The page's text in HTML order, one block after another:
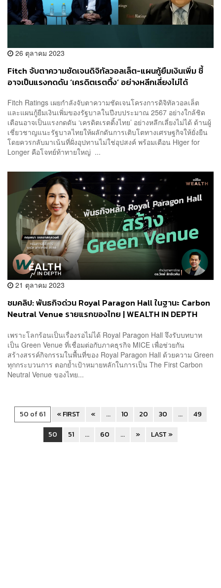
26 ตุลาคม 2023
Fitch จับตาความชัดเจนดิจิทัลวอลเล็ต-แผนกู้ยืมเงินเพิ่ม ชี้
อาจเป็นแรงกดดัน ‘เครดิตเรตติ้ง’ อย่างหลีกเลี่ยงไม่ได้
Fitch Ratings เผยกำลังจับตาความชัดเจนโครงการดิจิทัลวอลเล็ต
และแผนกู้ยืมเงินเพิ่มของรัฐบาลในปีงบประมาณ 2567 อย่างใกล้ชิด
เตือนอาจเป็นแรงกดดัน ‘เครดิตเรตติ้งไทย’ อย่างหลีกเลี่ยงไม่ได้ ด้านผู้
เชี่ยวชาญแนะรัฐบาลไทยให้ผลักดันการเติบโตทางเศรษฐกิจให้ยั่งยืน
โดยควรกลับมาเน้นที่ฝั่งอุปทานไม่ใช่อุปสงค์ พร้อมเตือน Higer for
Longer คือโจทย์ท้าทายใหญ่ ...
21 ตุลาคม 2023
ชมคลิป: พันธกิจด่วน Royal Paragon Hall ในฐานะ Carbon
Neutral Venue รายแรกของไทย | WEALTH IN DEPTH
เพราะโลกร้อนเป็นเรื่องรอไม่ได้ Royal Paragon Hall จึงรับบทบาท
เป็น Green Venue ที่เชื่อมต่อกับภาคธุรกิจ MICE เพื่อช่วยกัน
สร้างสรรค์กิจกรรมในพื้นที่ของ Royal Paragon Hall ด้วยความ Green
ทุกกระบวนการ ตอกย้ำเป้าหมายหลักในการเป็น The First Carbon
Neutral Venue ของไทย...
50 of 61 « FIRST « ... 10 20 30 ...
49
50
51 ... 60 ... » LAST »